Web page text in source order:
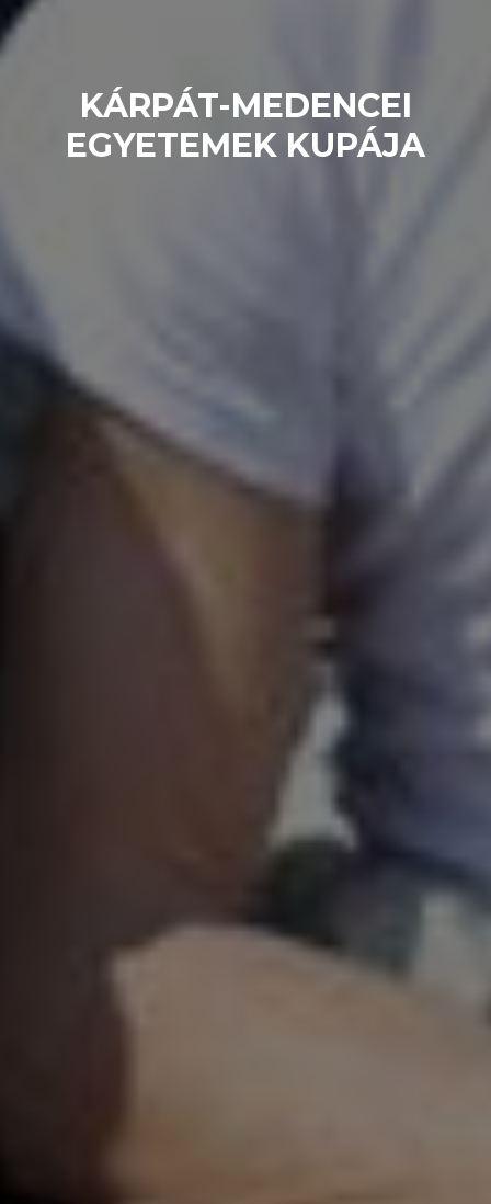
KÁRPÁT-MEDENCEI
EGYETEMEK KUPÁJA